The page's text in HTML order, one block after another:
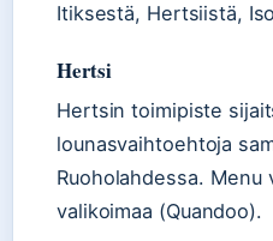
Itiksestä, Hertsiistä,
Hertsi
Hertsin toimipiste
lounasvaihtoehtoja
Ruoholahdessa. Menu
valikoimaa (Quandoo).